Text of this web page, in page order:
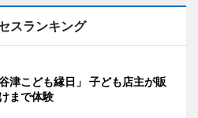
スランキング
津こども縁日」 子ども店主が販
まで体験